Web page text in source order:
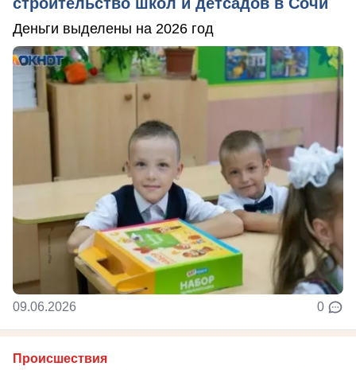
Деньги выделены на 2026 год
09.06.2026 0
Происшествия